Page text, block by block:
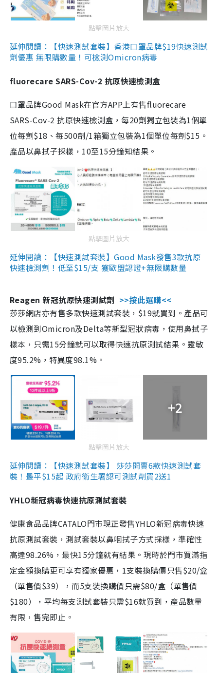
點擊圖片放大
延伸閱讀：【快速測試套裝】香港口罩品牌$19快速測試
劑優惠 無限購數量！可檢測Omicron病毒
fluorecare SARS-Cov-2 抗原快速檢測盒
口罩品牌Good Mask在官方APP上有售fluorecare
SARS-Cov-2 抗原快速檢測盒，每20劑獨立包裝為1個單
位每劑$18、每500劑/1箱獨立包裝為1個單位每劑$15。
產品以鼻拭子採樣，10至15分鐘知結果。
點擊圖片放大
延伸閱讀：【快速測試套裝】Good Mask發售3款抗原
快速檢測劑！低至$15/支 獲歐盟認證+無限購數量
Reagen 新冠抗原快速測試劑 >>按此選購<<
莎莎網店亦有售多款快速測試套裝，$19就買到。產品可
以檢測到Omicron及Delta等新型冠狀病毒，使用鼻拭子
樣本，只需15分鐘就可以取得快速抗原測試結果。靈敏
度95.2%，特異度98.1%。
+2
點擊圖片放大
延伸閱讀：【快速測試套裝】 莎莎開賣6款快速測試套
裝！最平$15起 政府衛生署認可測試劑買2送1
YHLO新冠病毒快速抗原測試套裝
健康食品品牌CATALO門市現正發售YHLO新冠病毒快速
抗原測試套裝，測試套裝以鼻咽拭子方式採樣，準確性
高達98.26%，最快15分鐘就有結果。現時於門市買滿指
定金額換購更可享有獨家優惠，1支裝換購價只售$20/盒
（單售價$39），而5支裝換購價只需$80/盒（單售價
$180），平均每支測試套裝只需$16就買到，產品數量
有限，售完即止。